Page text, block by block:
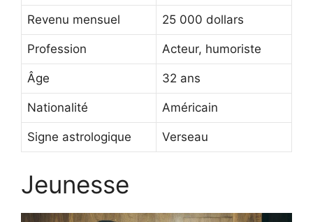
Revenu mensuel 25 000 dollars
Profession Acteur, humoriste
Âge 32 ans
Nationalité Américain
Signe astrologique Verseau
Jeunesse